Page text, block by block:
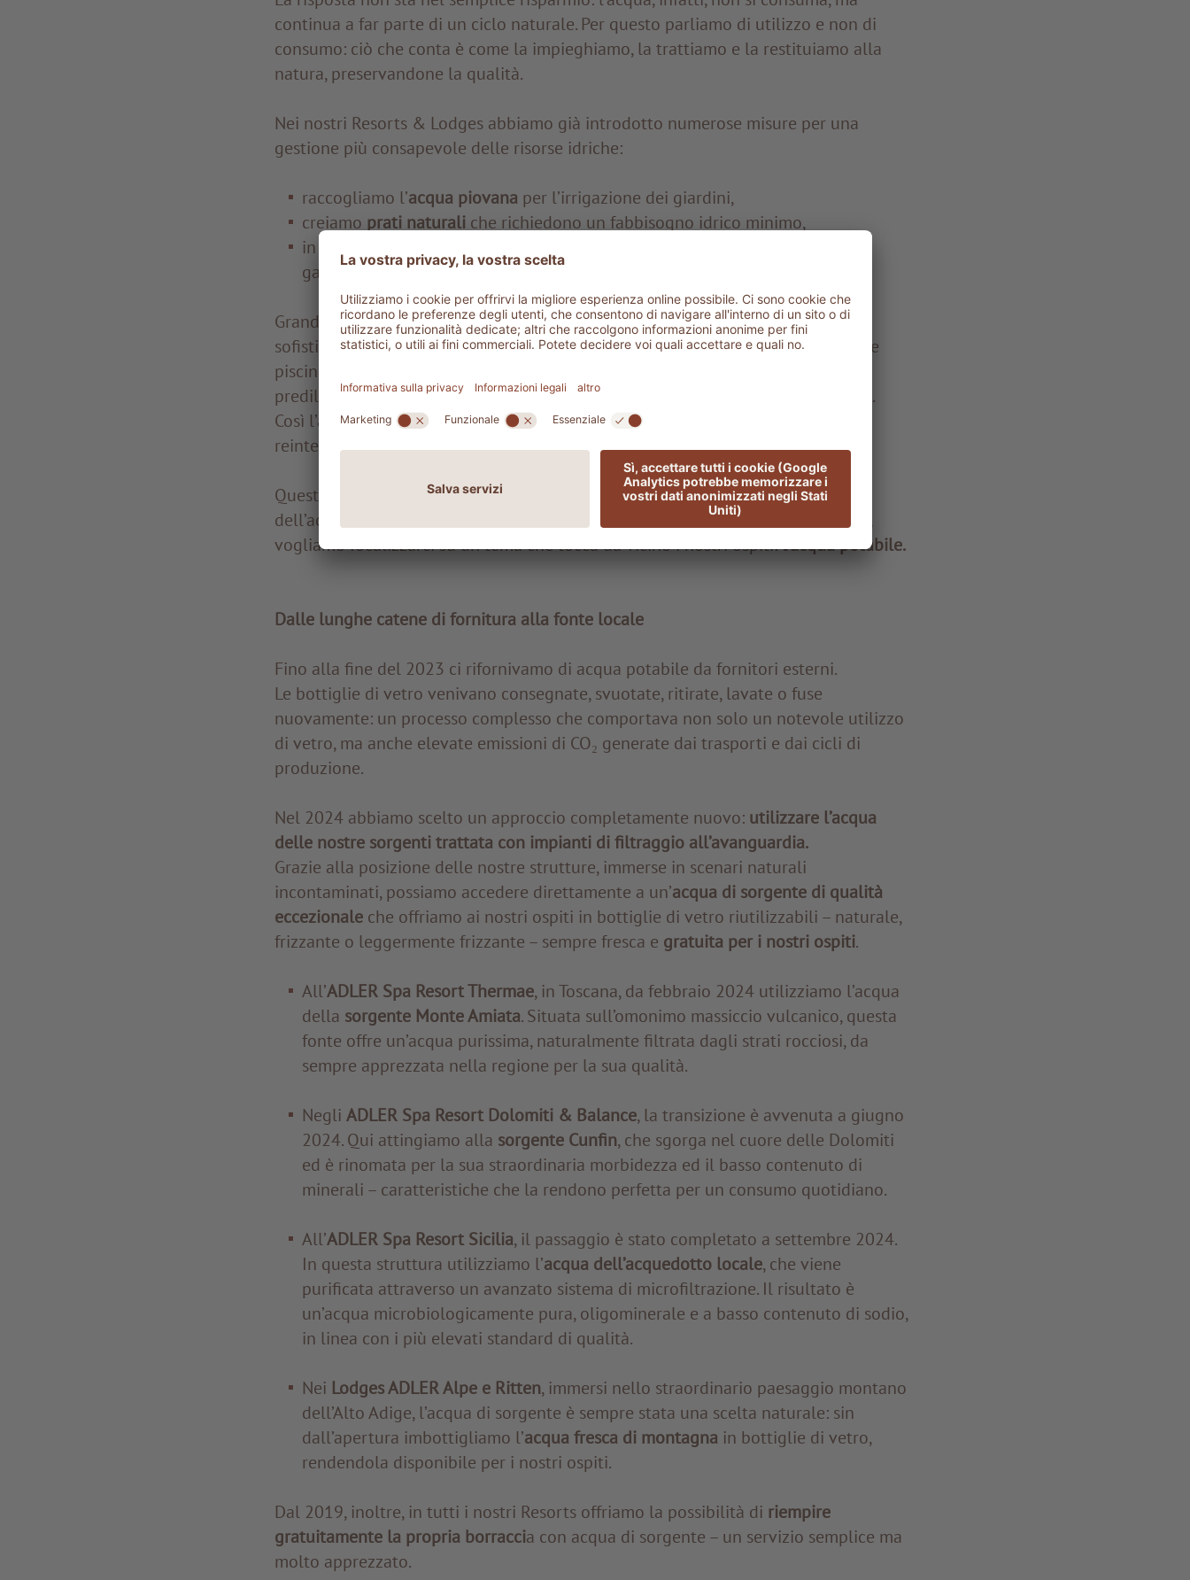
continua a far parte di un ciclo naturale. Per questo parliamo di utilizzo e non di
consumo: ciò che conta è come la impieghiamo, la trattiamo e la restituiamo alla
natura, preservandone la qualità.
Nei nostri Resorts & Lodges abbiamo già introdotto numerose misure per una
gestione più consapevole delle risorse idriche:
raccogliamo l’acqua piovanaper l’irrigazione dei giardini,
creiamo prati naturaliche richiedono un fabbisogno idrico minimo,
in Toscana e in Sicilia disponiamo di
garantiscono la reimmissione di acqua pulita nelle falde acquifere.
Grande attenzione è inoltre dedicata allariduzione delle sostanze chimiche:
sofisticati sistemi di filtraggio permettono di mantenere una buona qualità delle
piscine con un uso minimo di prodotti, mentre nella pulizia e nelle lavanderie
prediligiamodetergenti ecologici e biologici
conformi ai nostri standard ADLER.
Così l’acqua, al termine del suo ciclo, può tornare all’ambiente senza rischi,
reintegrandosi nel suo percorso naturale.
Questi sono solo alcuni esempi di un impegno che va oltre la gestione diretta
dell’acqua e rientra nella nostra visione di sostenibilità. In questo articolo, però,
vogliamo focalizzarci su un tema che tocca da vicino i nostri ospiti:l’acqua potabile.
Dalle lunghe catene di fornitura alla fonte locale
Fino alla fine del 2023 ci rifornivamo di acqua potabile da fornitori esterni.
Le bottiglie di vetro venivano consegnate, svuotate, ritirate, lavate o fuse
nuovamente: un processo complesso che comportava non solo un notevole utilizzo
di vetro, ma anche elevate emissioni di CO₂ generate dai trasporti e dai cicli di
produzione.
Nel 2024 abbiamo scelto un approccio completamente nuovo: utilizzare l’acqua
delle nostre sorgenti trattata con impianti di filtraggio all’avanguardia.
Grazie alla posizione delle nostre strutture, immerse in scenari naturali
incontaminati, possiamo accedere direttamente a un’acqua di sorgente di qualità
eccezionale che offriamo ai nostri ospiti in bottiglie di vetro riutilizzabili – naturale,
frizzante o leggermente frizzante – sempre fresca e gratuita per i nostri ospiti.
All’ADLER Spa Resort Thermae, in Toscana, da febbraio 2024 utilizziamo l’acqua
della sorgente Monte Amiata. Situata sull’omonimo massiccio vulcanico, questa
fonte offre un’acqua purissima, naturalmente filtrata dagli strati rocciosi, da
sempre apprezzata nella regione per la sua qualità.
Negli ADLER Spa Resort Dolomiti & Balance, la transizione è avvenuta a giugno
2024. Qui attingiamo alla sorgente Cunfin, che sgorga nel cuore delle Dolomiti
ed è rinomata per la sua straordinaria morbidezza ed il basso contenuto di
minerali – caratteristiche che la rendono perfetta per un consumo quotidiano.
All’ADLER Spa Resort Sicilia, il passaggio è stato completato a settembre 2024.
In questa struttura utilizziamo l’acqua dell’acquedotto locale, che viene
purificata attraverso un avanzato sistema di microfiltrazione. Il risultato è
un’acqua microbiologicamente pura, oligominerale e a basso contenuto di sodio,
in linea con i più elevati standard di qualità.
Nei Lodges ADLER Alpe e Ritten, immersi nello straordinario paesaggio montano
dell’Alto Adige, l’acqua di sorgente è sempre stata una scelta naturale: sin
dall’apertura imbottigliamo l’acqua fresca di montagnain bottiglie di vetro,
rendendola disponibile per i nostri ospiti.
Dal 2019, inoltre, in tutti i nostri Resorts offriamo la possibilità di riempire
gratuitamente la propria borraccia con acqua di sorgente – un servizio semplice ma
molto apprezzato.